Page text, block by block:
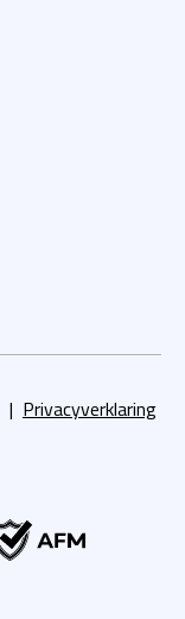
| Privacyverklaring